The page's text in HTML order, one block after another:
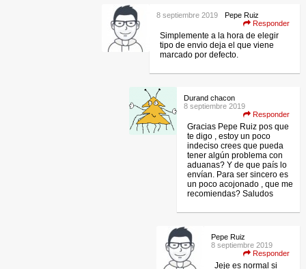
Pepe Ruiz
8 septiembre 2019
Responder
Simplemente a la hora de elegir
tipo de envio deja el que viene
marcado por defecto.
Durand chacon
8 septiembre 2019
Responder
Gracias Pepe Ruiz pos que
te digo , estoy un poco
indeciso crees que pueda
tener algún problema con
aduanas? Y de que país lo
envían. Para ser sincero es
un poco acojonado , que me
recomiendas? Saludos
Pepe Ruiz
8 septiembre 2019
Responder
Jeje es normal si